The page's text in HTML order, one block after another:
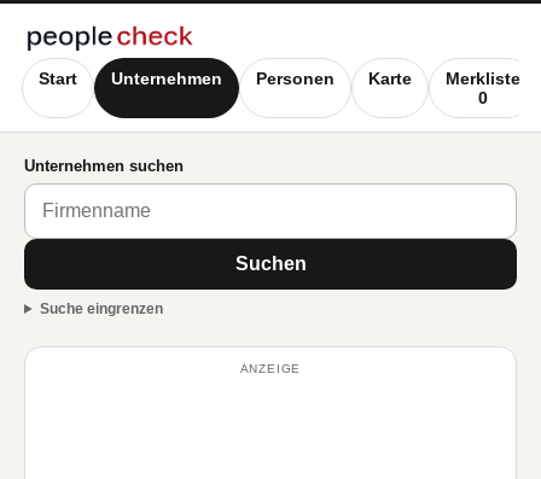
Start Unternehmen Personen Karte
Merkliste
0
Unternehmen suchen
Suchen
Suche eingrenzen
ANZEIGE